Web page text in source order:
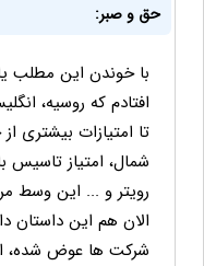
حق و صبر:
با خوندن این مطلب
افتادم که روسیه،
تا امتیازات بیشتری
شمال، امتیاز تاسیس
رویتر و ... این وسط
الان هم این داستان
شرکت ها عوض شده،